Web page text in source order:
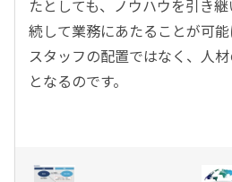
たとしても、ノウハウを引き
続して業務にあたることが可
スタッフの配置ではなく、人
となるのです。